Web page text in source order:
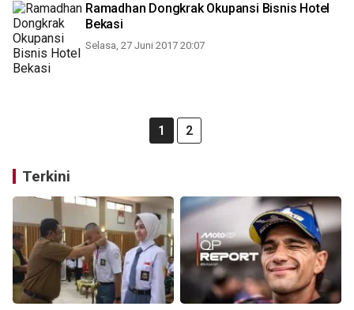
Ramadhan Dongkrak Okupansi Bisnis Hotel
Bekasi
Selasa, 27 Juni 2017 20:07
1 2
Terkini